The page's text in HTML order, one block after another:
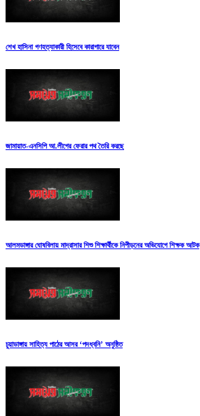
শেখ হাসিনা গণহত্যাকারী হিসেবে কারাগারে যাবেন
জামায়াত-এনসিপি আ.লীগের ফেরার পথ তৈরি করছে
আলমডাঙ্গার ঘোষবিলায় মাদ্রাসার শিশু শিক্ষার্থীকে নিপীড়নের অভিযোগে শিক্ষক আটক
চুয়াডাঙ্গায় সাহিত্য পাঠের আসর ‘পদধ্বনি’ অনুষ্ঠিত